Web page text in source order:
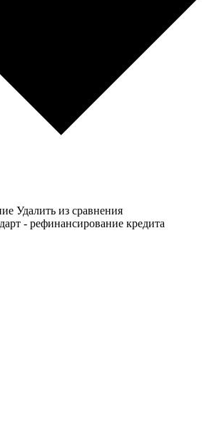
Удалить из сравнения
- рефинансирование кредита